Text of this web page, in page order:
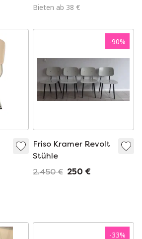
und vier weitere
Bieten ab 38 €
-90%
Friso Kramer Revolt
Stühle
2.450 € 250 €
-33%